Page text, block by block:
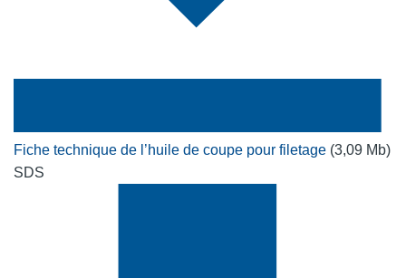
Fiche technique de l’huile de coupe pour filetage (3,09 Mb)
SDS